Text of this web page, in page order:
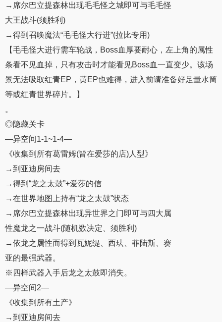
→席尔巴立提森林出现毛毛怪之城即可与毛毛怪
大王战斗(须胜利)
→得到召唤魔法“毛毛怪大行进”(拉比专用)
【毛毛怪大进行需车轮战，Boss血厚要耐心，左上角的属性
条看不见血掉，只有攻击时才能看见Boss血一直变少。该场
景无法吸取红青EP，黄EP也难得，进入前请准备好足量水筒
等或红青世界碎片。】
。
◎隐藏关卡
—异空间1-1~1-4—
《收集到所有葛雷姆(皆在爱莎的店)人型》
→到亚迪房间去
→得到“龙之太鼓”+爱莎的信
→在世界地图上持有“龙之太鼓”状态
→席尔巴立提森林出现异世界之门即可与四大属
性魔龙之一战斗(随机数决定、须胜利)
→依龙之属性而得到瓦妮缇、西珐、菲陆斯、赛
亚的最强武器。
※四样武器入手后龙之太鼓即消失。
—异空间2—
《收集到所有土产》
→到亚迪房间去